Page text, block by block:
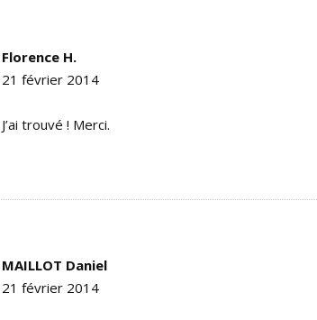
Florence H.
21 février 2014
J’ai trouvé ! Merci.
MAILLOT Daniel
21 février 2014